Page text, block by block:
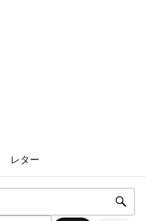
レター